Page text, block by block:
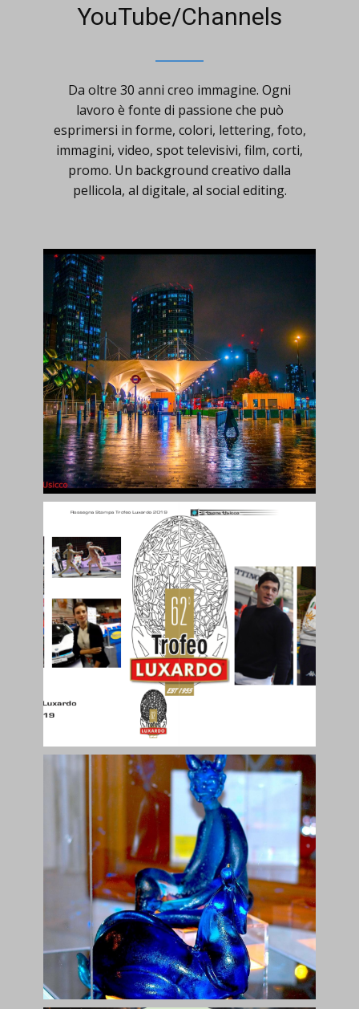
YouTube/Channels
Da oltre 30 anni creo immagine. Ogni
lavoro è fonte di passione che può
esprimersi in forme, colori, lettering, foto,
immagini, video, spot televisivi, film, corti,
promo. Un background creativo dalla
pellicola, al digitale, al social editing.